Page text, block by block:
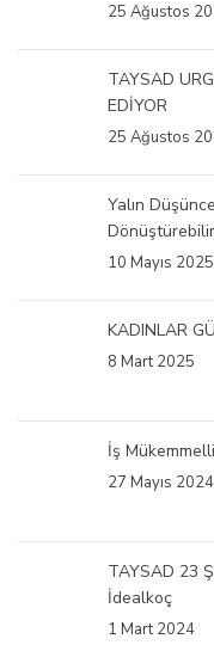
25 Ağustos
TAYSAD
EDİYOR
25 Ağustos
Yalın
10 Mayıs 2025
KADINLAR
8 Mart 2025
İş
27 Mayıs 2024
TAYSAD 23
İdealkoç
1 Mart 2024